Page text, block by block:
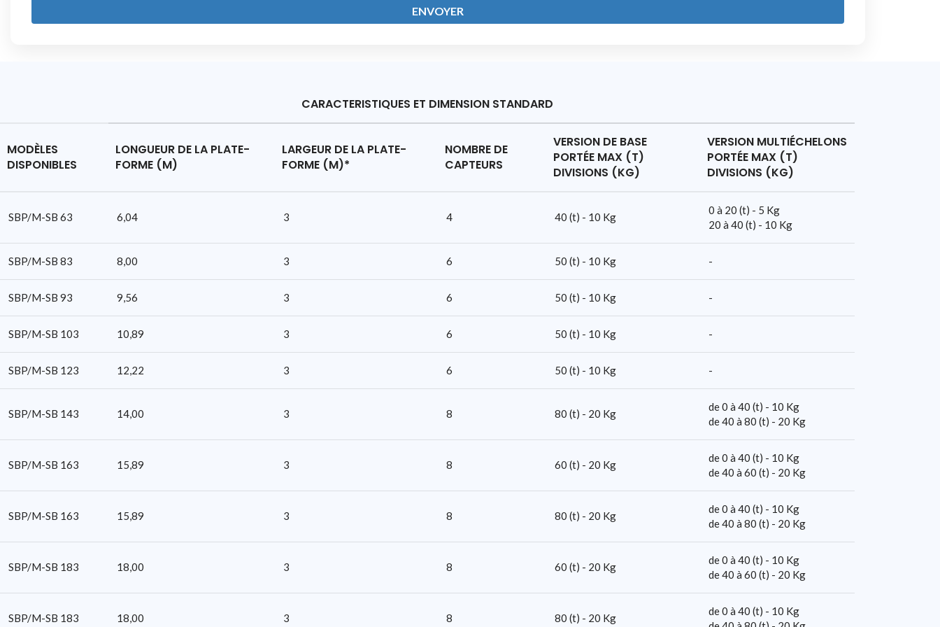
P
ENVOYER
CARACTERISTIQUES ET DIMENSION STANDARD
MODÈLES
DISPONIBLES
LONGUEUR DE LA PLATE-
FORME (M)
LARGEUR DE LA PLATE-
FORME (M)*
NOMBRE DE
CAPTEURS
VERSION DE BASE
PORTÉE MAX (T)
DIVISIONS (KG)
VERSION MULTIÉCHELONS
PORTÉE MAX (T)
DIVISIONS (KG)
SBP/M-SB 63 6,04 3 4 40 (t) - 10 Kg
0 à 20 (t) - 5 Kg
20 à 40 (t) - 10 Kg
SBP/M-SB 83 8,00 3 6 50 (t) - 10 Kg -
SBP/M-SB 93 9,56 3 6 50 (t) - 10 Kg -
SBP/M-SB 103 10,89 3 6 50 (t) - 10 Kg -
SBP/M-SB 123 12,22 3 6 50 (t) - 10 Kg -
SBP/M-SB 143 14,00 3 8 80 (t) - 20 Kg
de 0 à 40 (t) - 10 Kg
de 40 à 80 (t) - 20 Kg
SBP/M-SB 163 15,89 3 8 60 (t) - 20 Kg
de 0 à 40 (t) - 10 Kg
de 40 à 60 (t) - 20 Kg
SBP/M-SB 163 15,89 3 8 80 (t) - 20 Kg
de 0 à 40 (t) - 10 Kg
de 40 à 80 (t) - 20 Kg
SBP/M-SB 183 18,00 3 8 60 (t) - 20 Kg
de 0 à 40 (t) - 10 Kg
de 40 à 60 (t) - 20 Kg
SBP/M-SB 183 18,00 3 8 80 (t) - 20 Kg
de 0 à 40 (t) - 10 Kg